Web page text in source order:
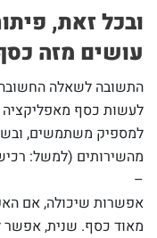
ובכל זאת,
עושים מזה
התשובה לשאלה
לעשות כסף
למספיק משתמשים,
מהשירותים (למשל:
–
אפשרות שיכולה, אם
מאוד כסף. שנית, אפשר